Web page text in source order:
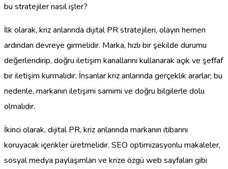
bu stratejiler nasıl işler?
İlk olarak, kriz anlarında dijital PR stratejileri, olayın hemen
ardından devreye girmelidir. Marka, hızlı bir şekilde durumu
değerlendirip, doğru iletişim kanallarını kullanarak açık ve şeffaf
bir iletişim kurmalıdır. İnsanlar kriz anlarında gerçeklik ararlar; bu
nedenle, markanın iletişimi samimi ve doğru bilgilerle dolu
olmalıdır.
İkinci olarak, dijital PR, kriz anlarında markanın itibarını
koruyacak içerikler üretmelidir. SEO optimizasyonlu makaleler,
sosyal medya paylaşımları ve krize özgü web sayfaları gibi